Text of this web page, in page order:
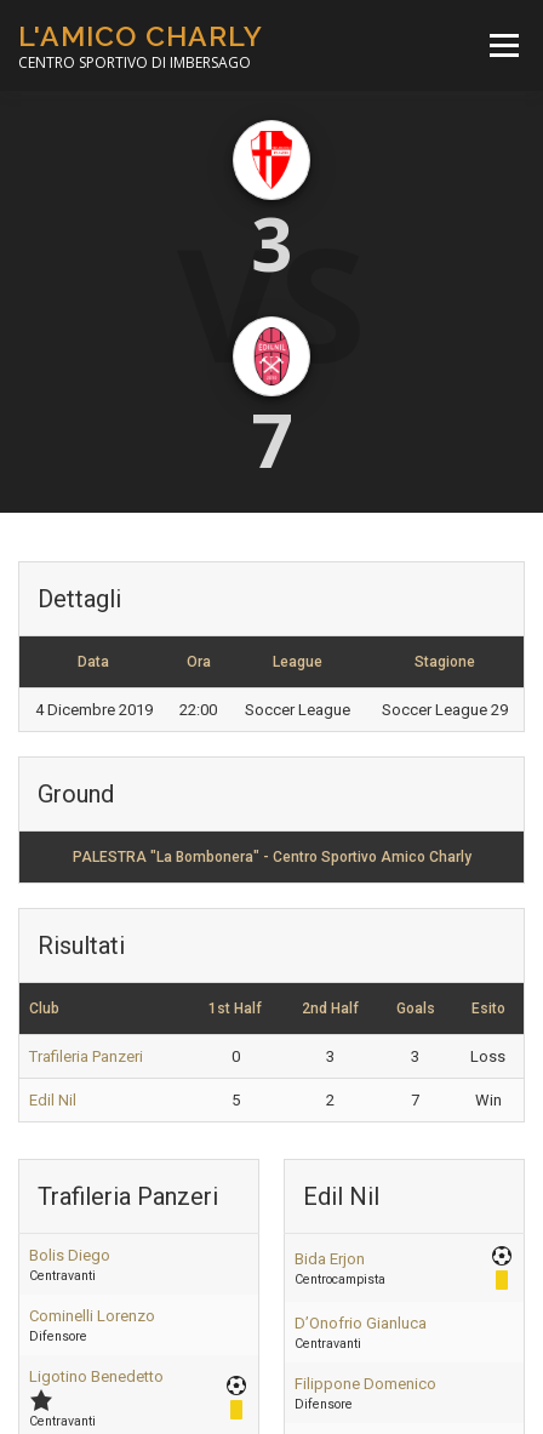
contenuto
L'AMICO CHARLY
CENTRO SPORTIVO DI IMBERSAGO
Menù
CORSO CALCIO A 5
MINIBASKET
VS
3
7
Dettagli
Data Ora League Stagione
4 Dicembre 2019 22:00 Soccer League Soccer League 29
Ground
PALESTRA "La Bombonera" - Centro Sportivo Amico Charly
Risultati
Club 1st Half 2nd Half Goals Esito
Trafileria Panzeri 0 3 3 Loss
Edil Nil 5 2 7 Win
Trafileria Panzeri
Bolis Diego
Centravanti
Cominelli Lorenzo
Difensore
Ligotino Benedetto
Centravanti
Edil Nil
Bida Erjon
Centrocampista
D’Onofrio Gianluca
Centravanti
Filippone Domenico
Difensore